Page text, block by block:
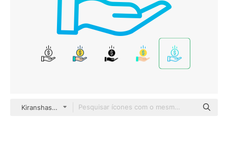
Kiranshastry Gradient